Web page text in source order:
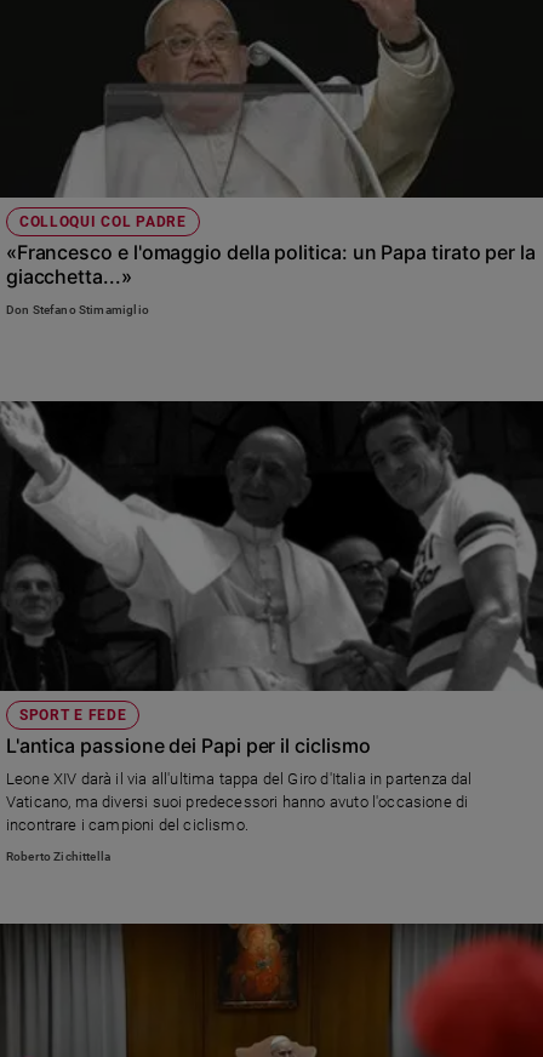
COLLOQUI COL PADRE
«Francesco e l'omaggio della politica: un Papa tirato per la
giacchetta...»
Don Stefano Stimamiglio
SPORT E FEDE
L'antica passione dei Papi per il ciclismo
Leone XIV darà il via all'ultima tappa del Giro d'Italia in partenza dal
Vaticano, ma diversi suoi predecessori hanno avuto l'occasione di
incontrare i campioni del ciclismo.
Roberto Zichittella